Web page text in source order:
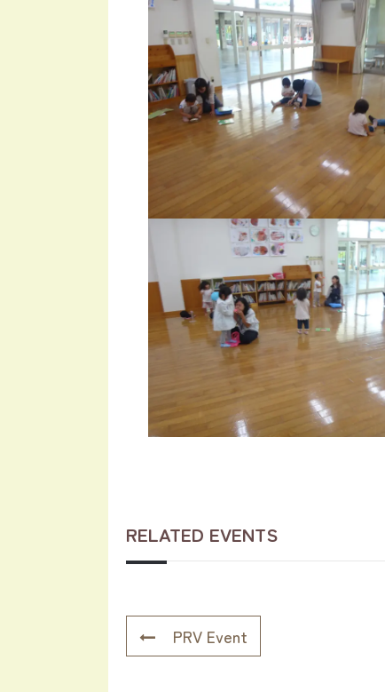
RELATED EVENTS
PRV Event